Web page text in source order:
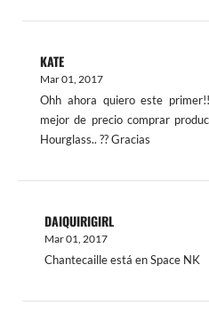
KATE
Mar 01, 2017
Ohh ahora quiero este
mejor de precio comprar
Hourglass.. ?? Gracias
DAIQUIRIGIRL
Mar 01, 2017
Chantecaille está en Space NK